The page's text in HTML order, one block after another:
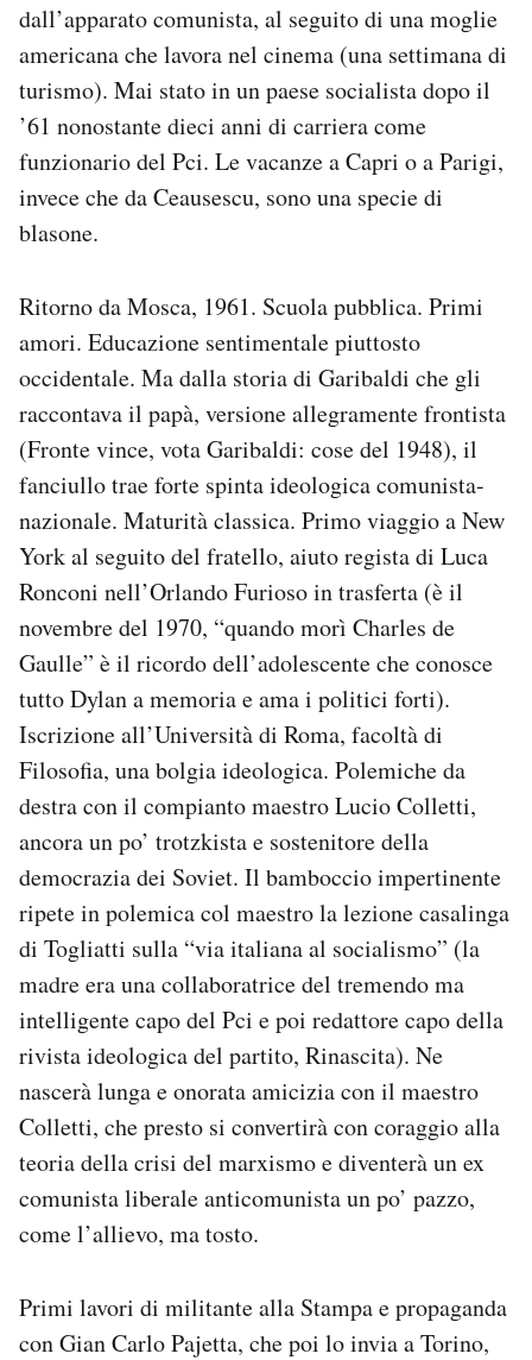
dall’apparato comunista, al seguito di una moglie
americana che lavora nel cinema (una settimana di
turismo). Mai stato in un paese socialista dopo il
’61 nonostante dieci anni di carriera come
funzionario del Pci. Le vacanze a Capri o a Parigi,
invece che da Ceausescu, sono una specie di
blasone.
Ritorno da Mosca, 1961. Scuola pubblica. Primi
amori. Educazione sentimentale piuttosto
occidentale. Ma dalla storia di Garibaldi che gli
raccontava il papà, versione allegramente frontista
(Fronte vince, vota Garibaldi: cose del 1948), il
fanciullo trae forte spinta ideologica comunista-
nazionale. Maturità classica. Primo viaggio a New
York al seguito del fratello, aiuto regista di Luca
Ronconi nell’Orlando Furioso in trasferta (è il
novembre del 1970, “quando morì Charles de
Gaulle” è il ricordo dell’adolescente che conosce
tutto Dylan a memoria e ama i politici forti).
Iscrizione all’Università di Roma, facoltà di
Filosofia, una bolgia ideologica. Polemiche da
destra con il compianto maestro Lucio Colletti,
ancora un po’ trotzkista e sostenitore della
democrazia dei Soviet. Il bamboccio impertinente
ripete in polemica col maestro la lezione casalinga
di Togliatti sulla “via italiana al socialismo” (la
madre era una collaboratrice del tremendo ma
intelligente capo del Pci e poi redattore capo della
rivista ideologica del partito, Rinascita). Ne
nascerà lunga e onorata amicizia con il maestro
Colletti, che presto si convertirà con coraggio alla
teoria della crisi del marxismo e diventerà un ex
comunista liberale anticomunista un po’ pazzo,
come l’allievo, ma tosto.
Primi lavori di militante alla Stampa e propaganda
con Gian Carlo Pajetta, che poi lo invia a Torino,